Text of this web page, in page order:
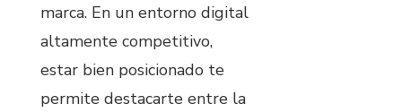
marca. En un entorno digital
altamente competitivo,
estar bien posicionado te
permite destacarte entre la